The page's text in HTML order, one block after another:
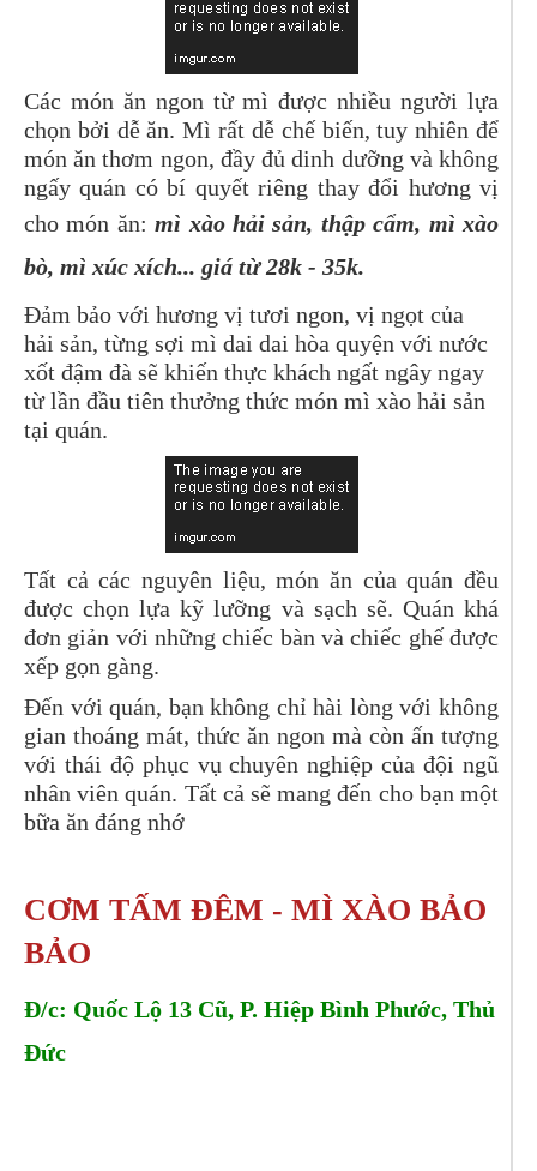
Các món ăn ngon từ mì được nhiều người lựa
chọn bởi dễ ăn. Mì rất dễ chế biến, tuy nhiên để
món ăn thơm ngon, đầy đủ dinh dưỡng và không
ngấy quán có bí quyết riêng thay đổi hương vị
cho món ăn:mì xào hải sản, thập cẩm, mì xào
bò, mì xúc xích... giá từ 28k - 35k.
Đảm bảo với hương vị tươi ngon, vị ngọt của
hải sản, từng sợi mì dai dai hòa quyện với nước
xốt đậm đà sẽ khiến thực khách ngất ngây ngay
từ lần đầu tiên thưởng thức món mì xào hải sản
tại quán.
Tất cả các nguyên liệu, món ăn của quán đều
được chọn lựa kỹ lưỡng và sạch sẽ. Quán khá
đơn giản với những chiếc bàn và chiếc ghế được
xếp gọn gàng.
Đến với quán, bạn không chỉ hài lòng với không
gian thoáng mát, thức ăn ngon mà còn ấn tượng
với thái độ phục vụ chuyên nghiệp của đội ngũ
nhân viên quán. Tất cả sẽ mang đến cho bạn một
bữa ăn đáng nhớ
CƠM TẤM ĐÊM - MÌ XÀO BẢO
BẢO
Đ/c: Quốc Lộ 13 Cũ, P. Hiệp Bình Phước, Thủ
Đức